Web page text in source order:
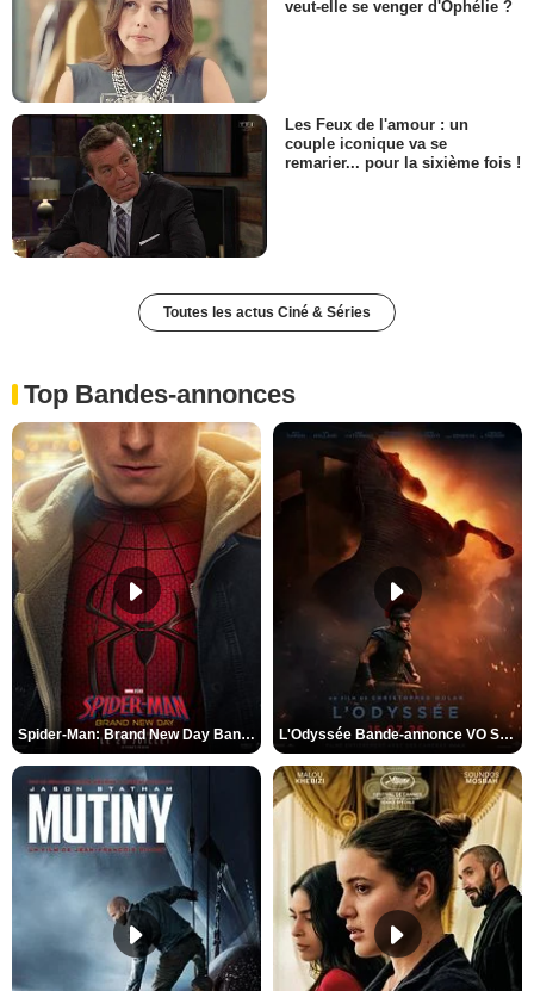
veut-elle se venger d'Ophélie ?
Les Feux de l'amour : un
couple iconique va se
remarier... pour la sixième fois !
Toutes les actus Ciné & Séries
Top Bandes-annonces
Spider-Man: Brand New Day Bande-annonce VO STFR L'Odyssée Bande-annonce VO STFR